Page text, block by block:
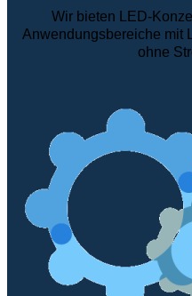
Wir bieten LED-
Anwendungsbereiche mit
ohne